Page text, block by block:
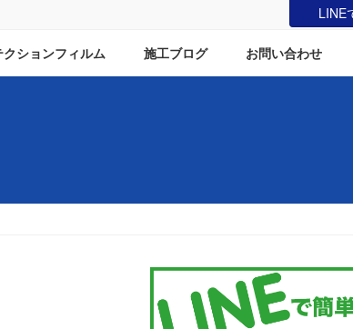
LINE
クションフィルム 施工ブログ お問い合わせ